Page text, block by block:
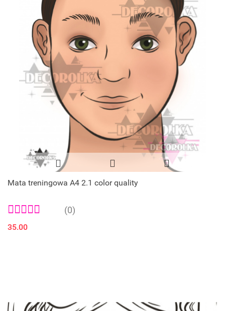
Mata treningowa A4 2.1 color quality
(0)
35.00